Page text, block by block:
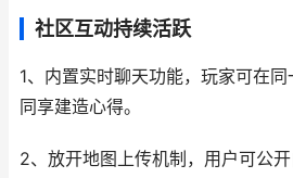
社区互动持续活跃
1、内置实时聊天功能，玩家可在
同享建造心得。
2、放开地图上传机制，用户可公开